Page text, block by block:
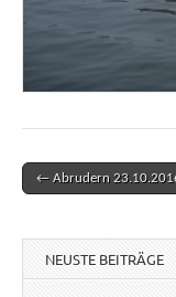
Post navigation
← Abrudern
NEUSTE BEITRÄGE